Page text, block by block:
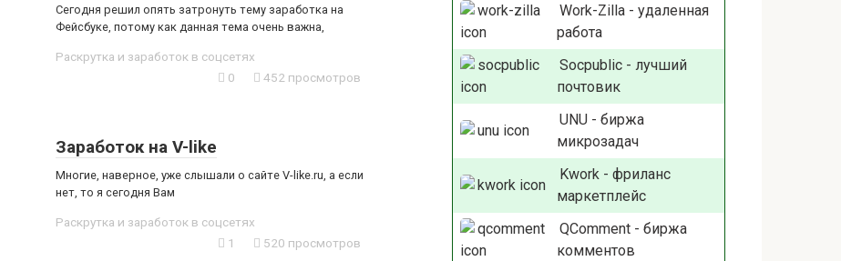
Сегодня решил опять затронуть тему заработка на
Фейсбуке, потому как данная тема очень важна,
Раскрутка и заработок в соцсетях
0
452 просмотров
Заработок на V-like
Многие, наверное, уже слышали о сайте V-like.ru, а если
нет, то я сегодня Вам
Раскрутка и заработок в соцсетях
1
520 просмотров
Work-Zilla - удаленная
работа
Socpublic - лучший
почтовик
UNU - биржа
микрозадач
Kwork - фриланс
маркетплейс
QComment - биржа
комментов